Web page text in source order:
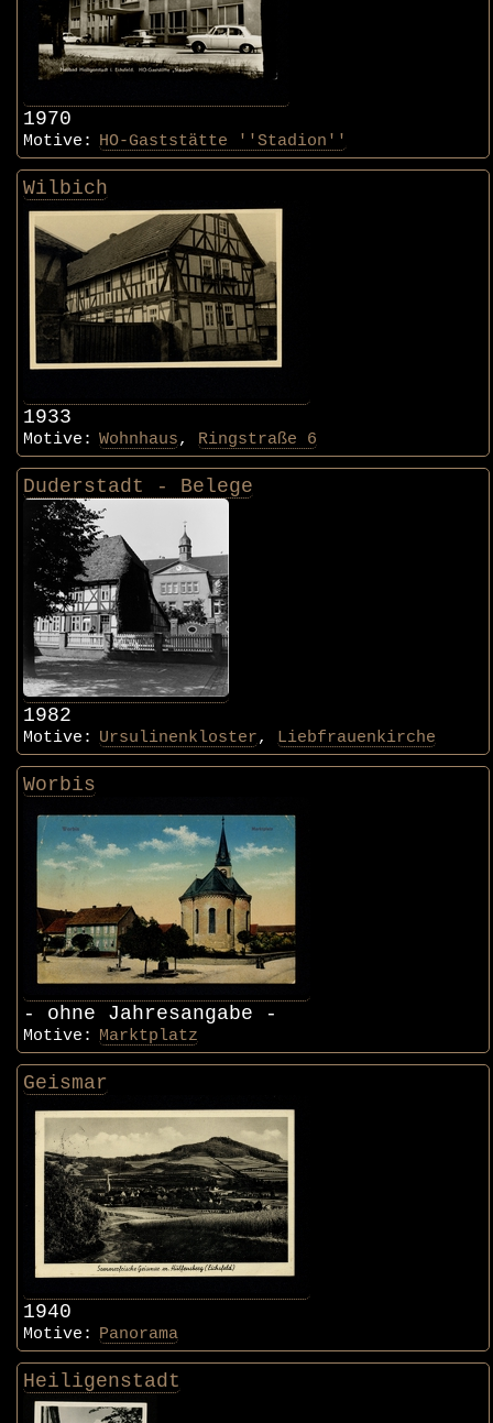
1970
Motive: HO-Gaststätte ''Stadion''
Wilbich
1933
Motive: Wohnhaus, Ringstraße 6
Duderstadt - Belege
1982
Motive: Ursulinenkloster, Liebfrauenkirche
Worbis
- ohne Jahresangabe -
Motive: Marktplatz
Geismar
1940
Motive: Panorama
Heiligenstadt